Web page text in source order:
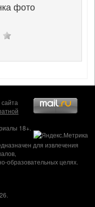
фото
18+.
для извлечения
образовательных целях.